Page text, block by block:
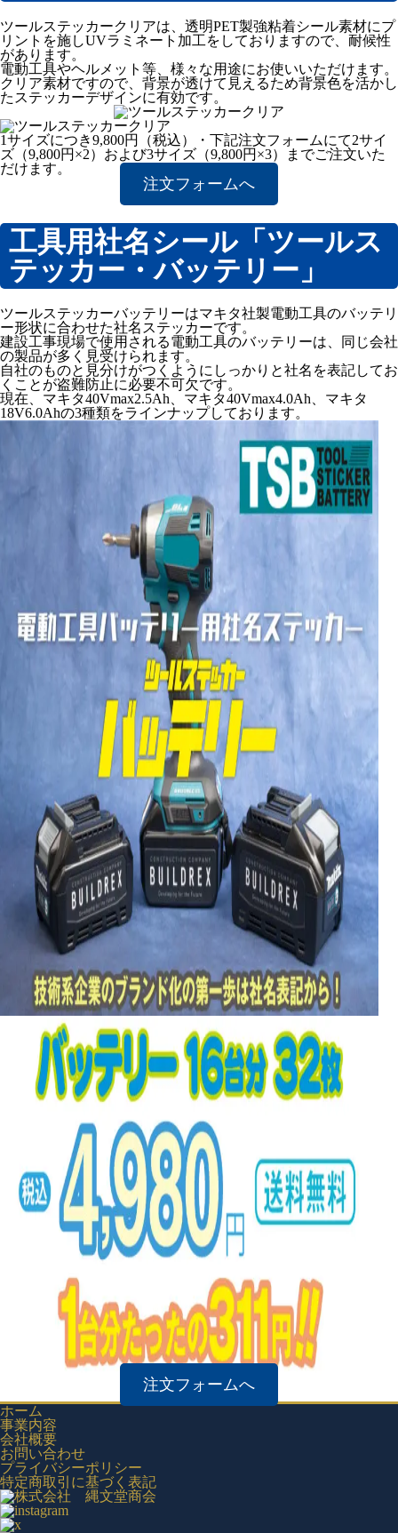
ツールステッカークリアは、透明PET製強粘着シール素材にプ
リントを施しUVラミネート加工をしておりますので、耐候性
があります。
電動工具やヘルメット等、様々な用途にお使いいただけます。
クリア素材ですので、背景が透けて見えるため背景色を活かし
たステッカーデザインに有効です。
1サイズにつき9,800円（税込）・下記注文フォームにて2サイ
ズ（9,800円×2）および3サイズ（9,800円×3）までご注文いた
だけます。
注文フォームへ
工具用社名シール「ツールス
テッカー・バッテリー」
ツールステッカーバッテリーはマキタ社製電動工具のバッテリ
ー形状に合わせた社名ステッカーです。
建設工事現場で使用される電動工具のバッテリーは、同じ会社
の製品が多く見受けられます。
自社のものと見分けがつくようにしっかりと社名を表記してお
くことが盗難防止に必要不可欠です。
現在、マキタ40Vmax2.5Ah、マキタ40Vmax4.0Ah、マキタ
18V6.0Ahの3種類をラインナップしております。
注文フォームへ
ホーム
事業内容
会社概要
お問い合わせ
プライバシーポリシー
特定商取引に基づく表記